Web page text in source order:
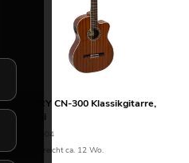
DIMAVERY CN-300 Klassikgitarre,
mahagoni
No. 26235004
Bestand reicht ca. 12 Wo.